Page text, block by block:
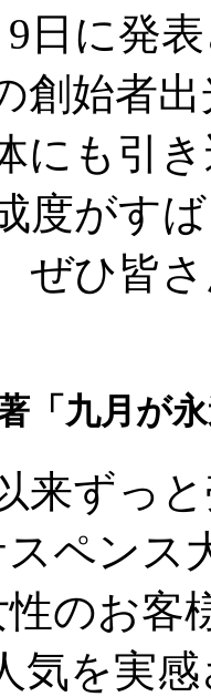
9日に発
創始者
にも引
度がす
ぜひ皆
「九月が
来ずっ
ペンス
性のお客
気を実